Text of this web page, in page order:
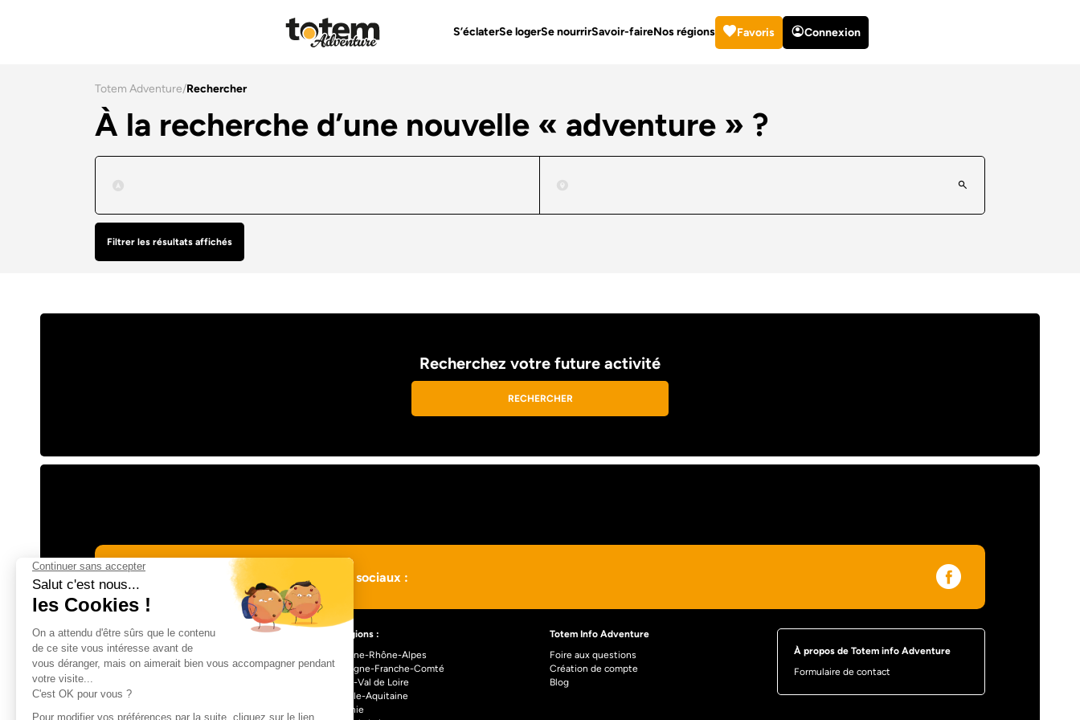
S’éclaterSe logerSe nourrirSavoir-faireNos régions Favoris Connexion
Totem Adventure/Rechercher
À la recherche d’une nouvelle « adventure » ?
Filtrer les résultats affichés
Recherchez votre future activité
RECHERCHER
Suivre Totem Adventure sur les réseaux sociaux :
L’aventure à portée de clic !
Les régions :
Auvergne-Rhône-Alpes
Bourgogne-Franche-Comté
Centre-Val de Loire
Nouvelle-Aquitaine
Occitanie
Totem Info Adventure
Foire aux questions
Création de compte
Blog
À propos de Totem info Adventure
Formulaire de contact